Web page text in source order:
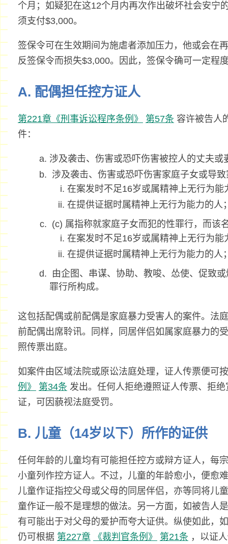
个月；如疑犯在这12个月内再次作出破坏社会安宁
须支付$3,000。
签保令可在生效期间为施虐者添加压力，他或会在
反签保令而损失$3,000。因此，签保令确可一定程度
A. 配偶担任控方证人
第221章《刑事诉讼程序条例》 第57条容许被告人
件：
涉及袭击、伤害或恐吓伤害被控人的丈夫或
涉及袭击、伤害或恐吓伤害家庭子女或导
在案发时不足16岁或属精神上无行为能
在提供证据时属精神上无行为能力的人；
(c) 属指称就家庭子女而犯的性罪行，而该
在案发时不足16岁或属精神上无行为能
在提供证据时属精神上无行为能力的人
由企图、串谋、协助、教唆、怂使、促致
罪行所构成。
这包括配偶或前配偶是家庭暴力受害人的案件。法
前配偶出席聆讯。同样，同居伴侣如属家庭暴力的
照传票出庭。
如案件由区域法院或原讼法庭处理，证人传票便可按
例》
第34条发出。任何人拒绝遵照证人传票、拒
证，可因藐视法庭受罚。
B. 儿童（14岁以下）所作的证供
任何年龄的儿童均有可能担任控方或辩方证人，每
小童列作控方证人。不过，儿童的年龄愈小，便愈
儿童作证指控父母或父母的同居伴侣，亦等同将儿
童作证一般不是理想的做法。另一方面，如被告人
有可能出于对父母的爱护而夸大证供。纵使如此，
仍可根据 第227章 《裁判官条例》 第21条，以证人